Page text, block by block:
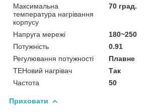
Максимальна
температура нагрівання
корпусу
70 град.
Напруга мережі
180~250
Потужність
0.91
Регулювання потужності
Плавне
ТЕНовий нагрівач
Так
Частота
50
Приховати